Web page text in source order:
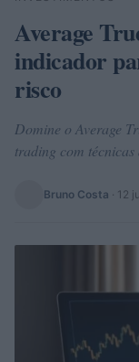
Buscar
Average
indicador
risco
Domine o Average
trading com técnicas
Bruno Costa · 12